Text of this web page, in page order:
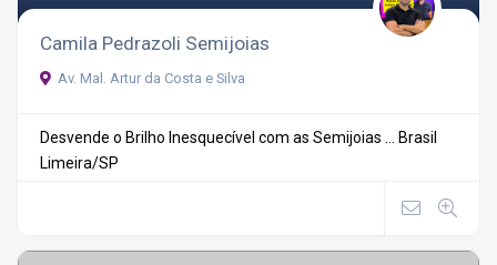
Camila Pedrazoli Semijoias
Av. Mal. Artur da Costa e Silva
Desvende o Brilho Inesquecível com as Semijoias ... Brasil
Limeira/SP